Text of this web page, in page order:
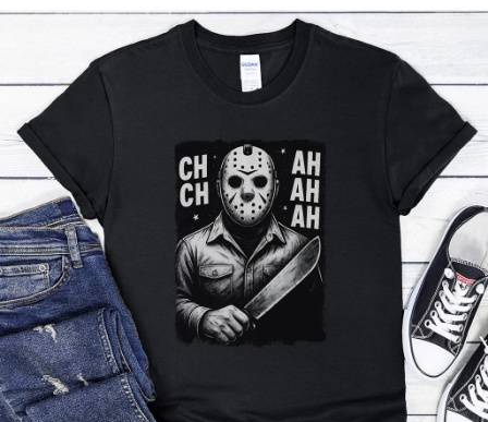
Domácnost
Kolekce
Oblečení
Přihlášení